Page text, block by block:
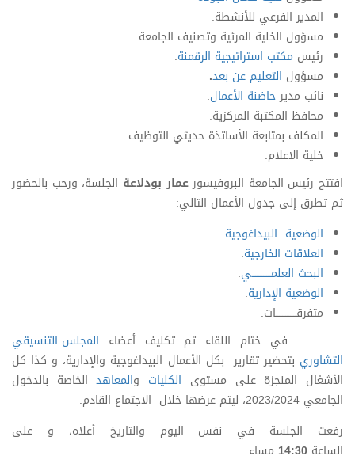
المدير الفرعي للأنشطة.
مسؤول الخلية المرئية وتصنيف الجامعة.
رئيس مكتب استراتيجية الرقمنة.
مسؤول التعليم عن بعد.
نائب مديرحاضنة الأعمال.
محافظ المكتبة المركزية.
المكلف بمتابعة الأساتذة حديثي التوظيف.
خلية الاعلام.
افتتح رئيس الجامعة البروفيسورعمار بودلاعة الجلسة، ورحب بالحضور
ثم تطرق إلى جدول الأعمال التالي:
الوضعية البيداغوجية.
العلاقات الخارجية.
البحث العلمــــــــــــي.
الوضعية الإدارية.
متفرقـــــــــــــات.
في ختام اللقاء تم تكليف أعضاء المجلس التنسيقي
التشاوري بتحضير تقارير بكل الأعمال البيداغوجية والإدارية، و كذا كل
الأشغال المنجزة على مستوى الكليات والمعاهدالخاصة بالدخول
الجامعي 2023/2024، ليتم عرضها خلال الاجتماع القادم.
رفعت الجلسة في نفس اليوم والتاريخ أعلاه، و على
الساعة 14:30 مساء